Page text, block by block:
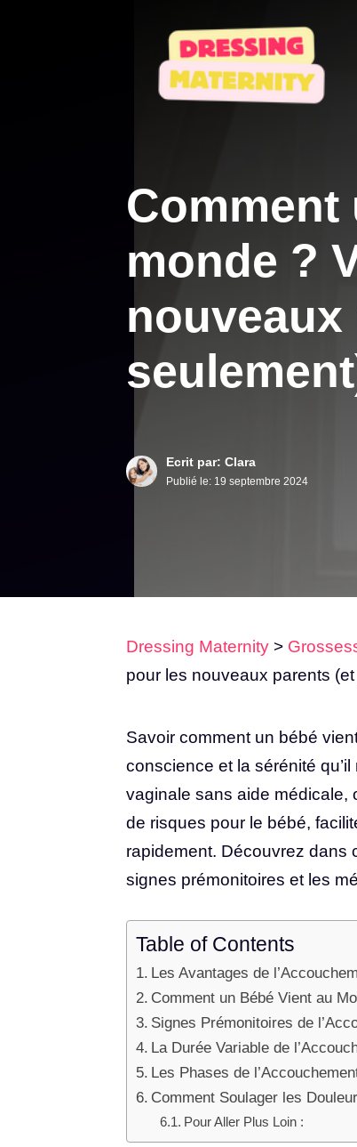
Comment
monde ?
nouveaux
Ecrit par: Clara
Publié le: 19 septembre 2024
Dressing Maternity >
pour les nouveaux parents
Savoir comment un bébé
conscience et la sérénité
vaginale sans aide médicale,
de risques pour le bébé,
rapidement. Découvrez dans
signes prémonitoires et les
Table of Contents
Les Avantages de
Comment un Bébé Vient au
Signes Prémonitoires de
La Durée Variable de
Les Phases de
Comment Soulager les
Pour Aller Plus Loin :